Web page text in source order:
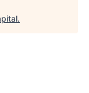
.